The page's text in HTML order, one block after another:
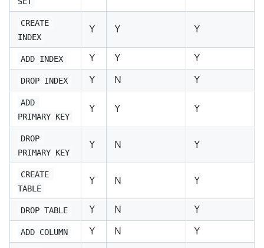
CREATE
INDEX
Y Y Y
ADD INDEX Y Y Y
DROP INDEX Y N Y
ADD
PRIMARY KEY
Y Y Y
DROP
PRIMARY KEY
Y N Y
CREATE
TABLE
Y N Y
DROP TABLE Y N Y
ADD COLUMN Y N Y